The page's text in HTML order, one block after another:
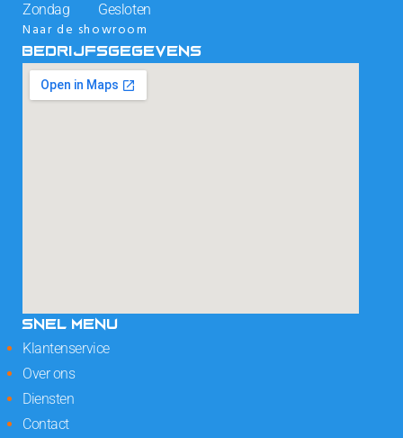
Zondag Gesloten
Naar de showroom
BEDRIJFSGEGEVENS
SNEL MENU
Klantenservice
Over ons
Diensten
Contact